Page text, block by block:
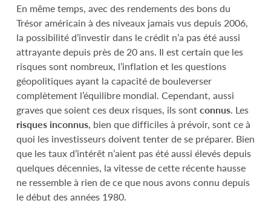
En même temps, avec des rendements des bons du
Trésor américain à des niveaux jamais vus depuis 2006,
la possibilité d’investir dans le crédit n’a pas été aussi
attrayante depuis près de 20 ans. Il est certain que les
risques sont nombreux, l’inflation et les questions
géopolitiques ayant la capacité de bouleverser
complètement l’équilibre mondial. Cependant, aussi
graves que soient ces deux risques, ils sontconnus. Les
risques inconnus, bien que difficiles à prévoir, sont ce à
quoi les investisseurs doivent tenter de se préparer. Bien
que les taux d’intérêt n’aient pas été aussi élevés depuis
quelques décennies, la vitesse de cette récente hausse
ne ressemble à rien de ce que nous avons connu depuis
le début des années 1980.